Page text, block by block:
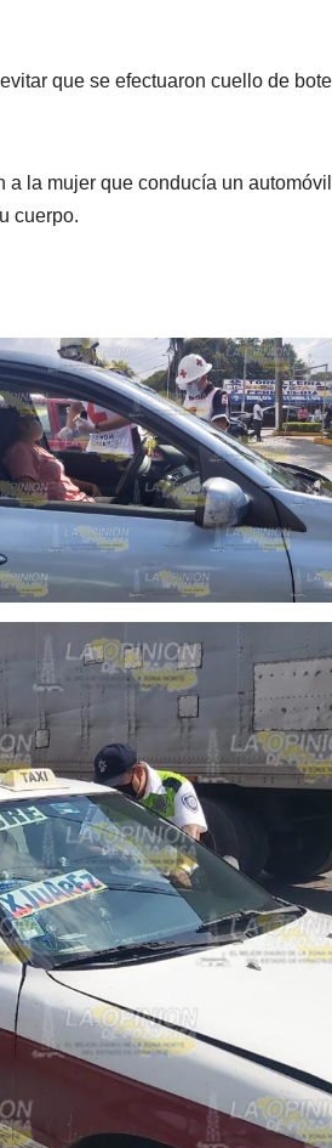
que se efectuaron cuello de
la mujer que conducía un automóvil
cuerpo.